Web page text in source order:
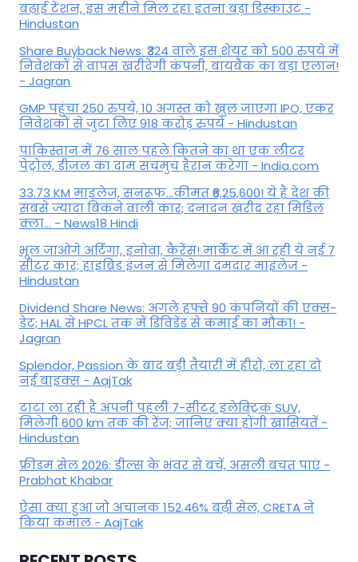
बढ़ाई टेंशन, इस महीने मिल रहा इतना बड़ा डिस्काउंट -
Hindustan
Share Buyback News: ₹324 वाले इस शेयर को 500 रुपये में
निवेशकों से वापस खरीदेगी कंपनी, बायबैक का बड़ा एलान!
- Jagran
GMP पहुंचा 250 रुपये, 10 अगस्त को खुल जाएगा IPO, एंकर
निवेशकों से जुटा लिए 918 करोड़ रुपये - Hindustan
पाकिस्तान में 76 साल पहले कितने का था एक लीटर
पेट्रोल, डीजल का दाम सचमुच हैरान करेगा - India.com
33.73 KM माइलेज, सनरूफ...कीमत ₹6,25,600! ये है देश की
सबसे ज्यादा बिकने वाली कार; दनादन खरीद रहा मिडिल
क्ला... - News18 Hindi
भूल जाओगे अर्टिगा, इनोवा, कैरेंस! मार्केट में आ रही ये नई 7
सीटर कार; हाइब्रिड इंजन से मिलेगा दमदार माइलेज -
Hindustan
Dividend Share News: अगले हफ्ते 90 कंपनियों की एक्स-
डेट; HAL से HPCL तक में डिविडेंड से कमाई का मौका! -
Jagran
Splendor, Passion के बाद बड़ी तैयारी में हीरो, ला रहा दो
नई बाइक्स - AajTak
टाटा ला रही है अपनी पहली 7-सीटर इलेक्ट्रिक SUV,
मिलेगी 600 km तक की रेंज; जानिए क्या होंगी खासियतें -
Hindustan
फ्रीडम सेल 2026: डील्स के भंवर से बचें, असली बचत पाएं -
Prabhat Khabar
ऐसा क्या हुआ जो अचानक 152.46% बढ़ी सेल, CRETA ने
किया कमाल - AajTak